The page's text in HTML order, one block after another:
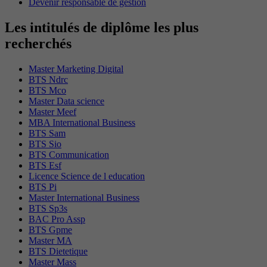
Devenir responsable de gestion
Les intitulés de diplôme les plus
recherchés
Master Marketing Digital
BTS Ndrc
BTS Mco
Master Data science
Master Meef
MBA International Business
BTS Sam
BTS Sio
BTS Communication
BTS Esf
Licence Science de l education
BTS Pi
Master International Business
BTS Sp3s
BAC Pro Assp
BTS Gpme
Master MA
BTS Dietetique
Master Mass